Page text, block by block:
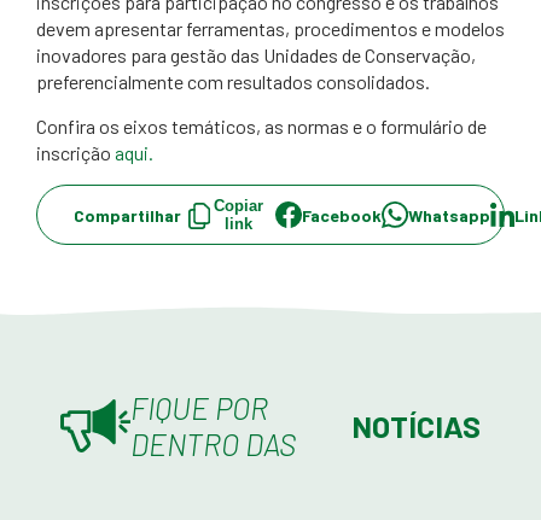
devem apresentar ferramentas, procedimentos e modelos
inovadores para gestão das Unidades de Conservação,
preferencialmente com resultados consolidados.
Confira os eixos temáticos, as normas e o formulário de
inscrição aqui.
Compartilhar
Copiar
link
Facebook Whatsapp
FIQUE POR
DENTRO DAS
NOTÍCIAS